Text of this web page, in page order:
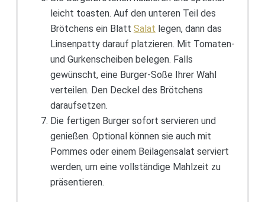
leicht toasten. Auf den unteren Teil des
Brötchens ein Blatt Salat legen, dann das
Linsenpatty darauf platzieren. Mit Tomaten-
und Gurkenscheiben belegen. Falls
gewünscht, eine Burger-Soße Ihrer Wahl
verteilen. Den Deckel des Brötchens
daraufsetzen.
Die fertigen Burger sofort servieren und
genießen. Optional können sie auch mit
Pommes oder einem Beilagensalat serviert
werden, um eine vollständige Mahlzeit zu
präsentieren.